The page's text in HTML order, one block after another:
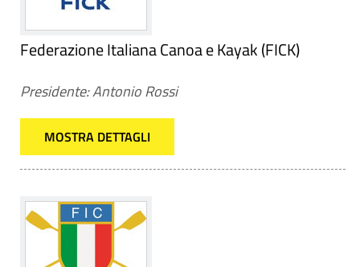
Federazione Italiana Canoa e Kayak (FICK)
Presidente: Antonio Rossi
MOSTRA DETTAGLI